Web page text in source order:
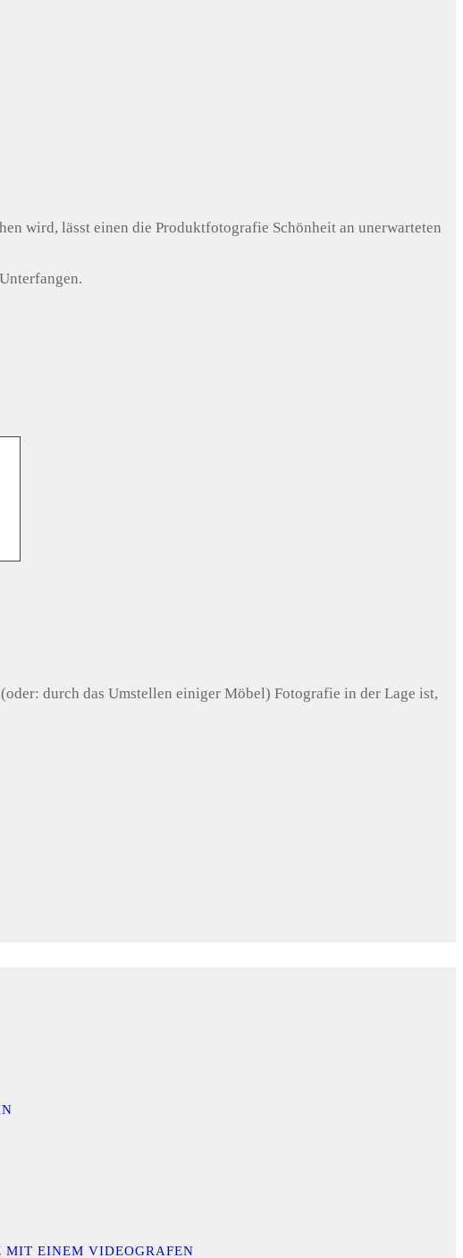
wird, lässt einen die Produktfotografie Schönheit an unerwarteten
durch das Umstellen einiger Möbel) Fotografie in der Lage ist,
MIT EINEM VIDEOGRAFEN